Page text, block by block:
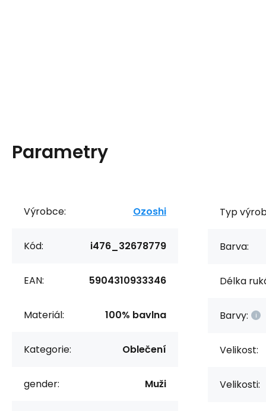
Parametry
Výrobce: Ozoshi
Kód: i476_32678779
EAN: 5904310933346
Materiál: 100% bavlna
Kategorie: Oblečení
gender: Muži
Typ
Barva:
Délka
Barvy:
Velikost:
Velikosti: